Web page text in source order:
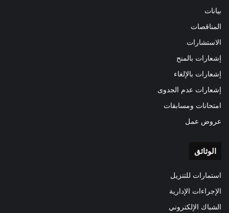
بيانات
المناقصات
الاستشارات
إشعارات بالمنح
إشعارات بالإلغاء
إشعارات عدم الجدوى
امتحانات ومسابقات
عروض عمل
الوثائق
استمارات للتنزيل
الإجراءات الإدارية
الشباك الإلكتروني